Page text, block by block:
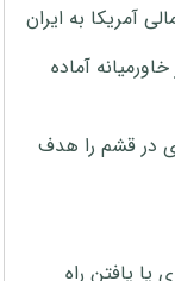
آمریکا به ایران
آماده
خانه‌ای در قشم را هدف
یا یافتن راه